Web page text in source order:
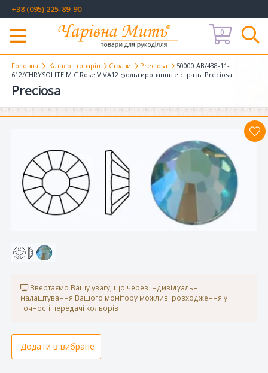
+38 (095) 225-89-90
Меню
0
Головна Каталог товарів Стрази Preciosa
50000 AB/438-11-
612/CHRYSOLITE M.C.Rose VIVA12 фольгированные стразы Preciosa
Preciosa
Звертаємо Вашу увагу, що через індивідуальні
налаштування Вашого монітору можливі розходження у
точності передачі кольорів
Додати в вибране